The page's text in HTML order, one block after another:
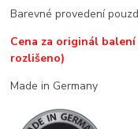
Barevné provedení
Cena za originál
rozlišeno)
Made in Germany